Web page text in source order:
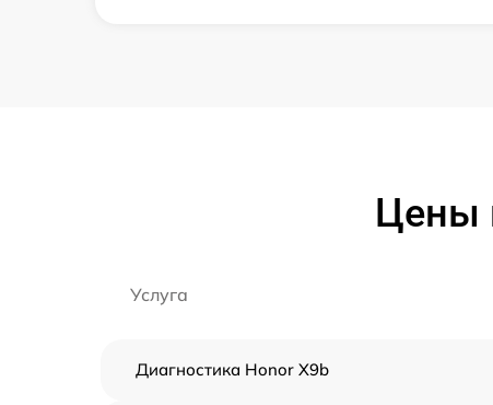
Цены
Услуга
Диагностика Honor X9b